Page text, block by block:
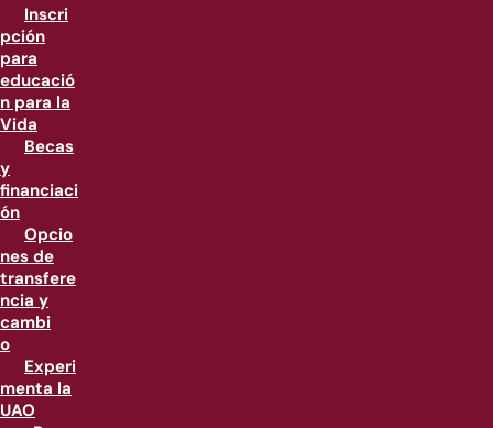
Inscri
pción
para
educació
n para la
Vida
Becas
y
financiaci
ón
Opcio
nes de
transfere
ncia y
cambi
o
Experi
menta la
UAO